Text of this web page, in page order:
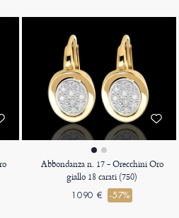
Abbondanza n. 17 - Orecchini Oro
giallo 18 carati (750)
1090 € -57%